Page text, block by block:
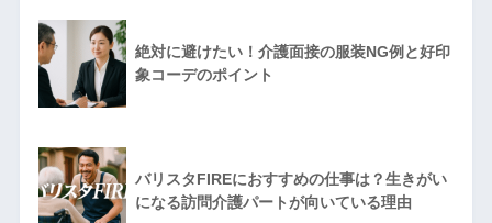
絶対に避けたい！介護面接の服装NG例と好印
象コーデのポイント
バリスタFIREにおすすめの仕事は？生きがい
になる訪問介護パートが向いている理由